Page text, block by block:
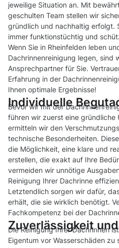
jeweilige Situation an. Mit
geschulten Team stellen wir
gründlich und nachhaltig erfolgt.
immer funktionstüchtig und
Wenn Sie in Rheinfelden leben
Dachrinnenreinigung legen, sind
Ansprechpartner für Sie.
Erfahrung in der
Ihnen optimale Ergebnisse!
Individuelle
Bevor wir mit der
führen wir zuerst eine gründliche
ermitteln wir den
technische Besonderheiten.
die Möglichkeit, eine klare und
erstellen, die exakt auf Ihre
vermeiden wir unnötige
Reinigung Ihrer Dachrinne
Letztendlich sorgen wir dafür,
erhält, die sie wirklich benötigt.
Fachkompetenz bei der
Zuverlässigkeit
Die Reinigung Ihrer Dachrinnen
Eigentum vor Wasserschäden zu